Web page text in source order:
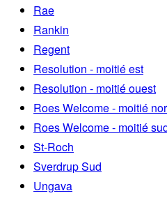
Rae
Rankin
Regent
Resolution - moitié est
Resolution - moitié ouest
Roes Welcome - moitié
Roes Welcome - moitié
St-Roch
Sverdrup Sud
Ungava